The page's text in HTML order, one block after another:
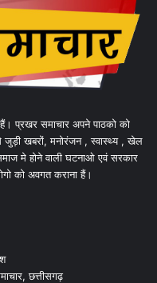
हैं। प्रखर समाचार अपने पाठको को
से जुड़ी खबरों, मनोरंजन , स्वास्थ्य , खेल
मे होने वाली घटनाओ एवं सरकार
को अवगत कराना हैं।
छत्तीसगढ़